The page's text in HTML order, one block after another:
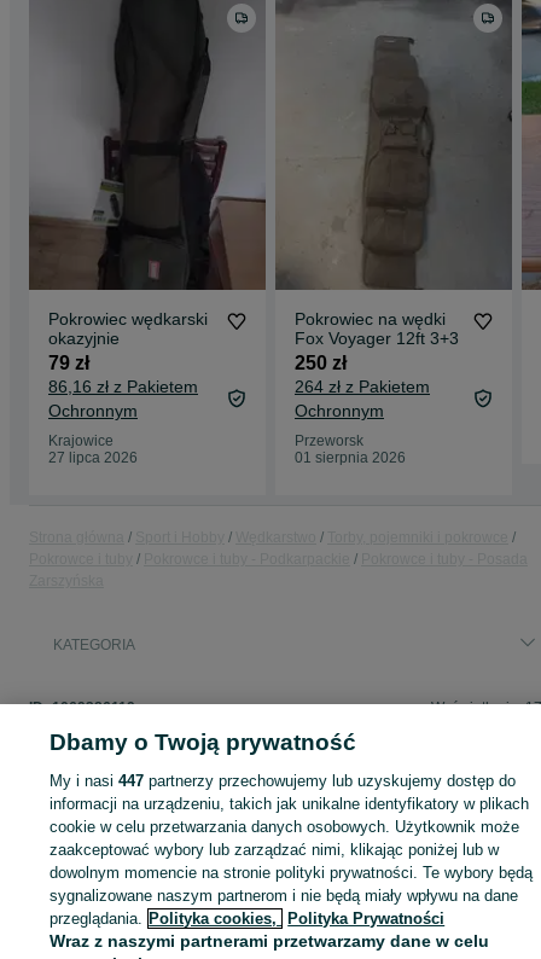
Pokrowiec wędkarski
okazyjnie
79 zł
86,16 zł z Pakietem
Ochronnym
Krajowice
27 lipca 2026
Pokrowiec na wędki
Fox Voyager 12ft 3+3
250 zł
264 zł z Pakietem
Ochronnym
Przeworsk
01 sierpnia 2026
KATEGORIA
ID:1069386119 Wyświetlenia:
Zaloguj się lub załóż konto na OLX, aby skontaktować się z
sprzedającym
Zaloguj się / Załóż konto
Dbamy o Twoją prywatność
My i nasi447 partnerzy przechowujemy lub uzyskujemy dostęp do
informacji na urządzeniu, takich jak unikalne identyfikatory w plikach
cookie w celu przetwarzania danych osobowych. Użytkownik może
zaakceptować wybory lub zarządzać nimi, klikając poniżej lub w
dowolnym momencie na stronie polityki prywatności. Te wybory będą
sygnalizowane naszym partnerom i nie będą miały wpływu na dane
przeglądania. Polityka cookies, Polityka Prywatności
Wraz z naszymi partnerami przetwarzamy dane w celu